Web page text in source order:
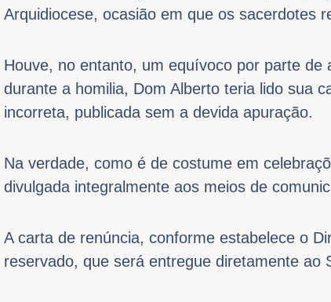
Arquidiocese, ocasião em que os sacerdotes
Houve, no entanto, um equívoco por parte de
durante a homilia, Dom Alberto teria lido sua
incorreta, publicada sem a devida apuração.
Na verdade, como é de costume em
divulgada integralmente aos meios de
A carta de renúncia, conforme estabelece o
reservado, que será entregue diretamente ao